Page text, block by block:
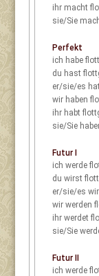
ihr macht
sie/Sie
Perfekt
ich habe
du hast
er/sie/es
wir haben
ihr habt
sie/Sie
Futur I
ich werde
du wirst
er/sie/es
wir werden
ihr werdet
sie/Sie
Futur II
ich werde